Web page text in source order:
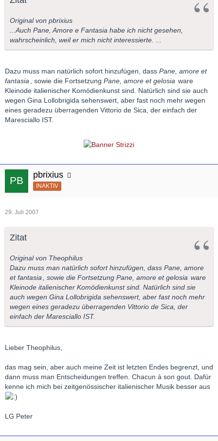
Original von pbrixius
...Auch Pane, Amore e Fantasia habe ich nicht gesehen,
wahrscheinlich, weil er mich nicht interessierte. ...
Dazu muss man natürlich sofort hinzufügen, dass Pane, amore et
fantasia
, sowie die Fortsetzung Pane, amore et gelosia ware
Kleinode italienischer Komödienkunst sind. Natürlich sind sie auch
wegen Gina Lollobrigida sehenswert, aber fast noch mehr wegen
eines geradezu überragenden Vittorio de Sica, der einfach der
Maresciallo IST.
pbrixius
INAKTIV
29. Juli 2007
Zitat
Original von Theophilus
Dazu muss man natürlich sofort hinzufügen, dass Pane, amore
et fantasia
, sowie die Fortsetzung Pane, amore et gelosia ware
Kleinode italienischer Komödienkunst sind. Natürlich sind sie
auch wegen Gina Lollobrigida sehenswert, aber fast noch mehr
wegen eines geradezu überragenden Vittorio de Sica, der
einfach der Maresciallo IST.
Lieber Theophilus,
das mag sein, aber auch meine Zeit ist letzten Endes begrenzt, und
dann muss man Entscheidungen treffen. Chacun à son gout. Dafür
kenne ich mich bei zeitgenössischer italienischer Musik besser aus
LG Peter